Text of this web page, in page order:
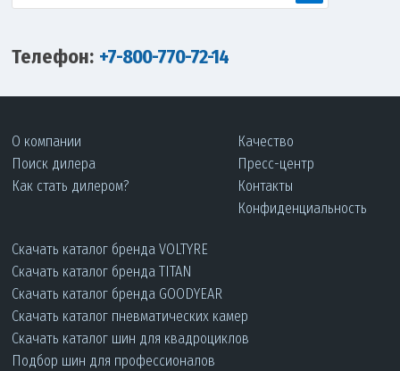
Телефон: +7-800-770-72-14
О компании
Поиск дилера
Как стать дилером?
Качество
Пресс-центр
Контакты
Конфиденциальность
Скачать каталог бренда VOLTYRE
Скачать каталог бренда TITAN
Скачать каталог бренда GOODYEAR
Скачать каталог пневматических камер
Скачать каталог шин для квадроциклов
Подбор шин для профессионалов